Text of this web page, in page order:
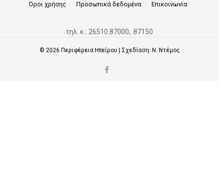
Όροι χρήσης Προσωπικά δεδομένα Επικοινωνία
τηλ. κ.: 26510.87000, .87150
© 2026 Περιφέρεια Ηπείρου | Σχεδίαση: Ν. Ντέμος